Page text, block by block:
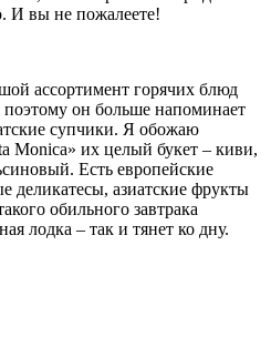
И вы не пожалеете!
ассортимент горячих блюд
поэтому он больше напоминает
супчики. Я обожаю
Monica» их целый букет – киви,
Есть европейские
деликатесы, азиатские фрукты
обильного завтрака
лодка – так и тянет ко дну.